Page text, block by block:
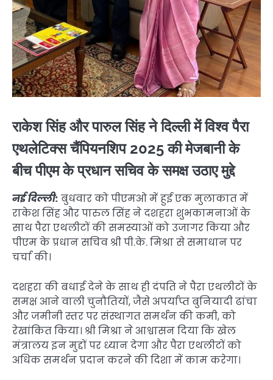
राकेश सिंह और पारुल सिंह ने दिल्ली में विश्व पैरा
एथलेटिक्स चैंपियनशिप 2025 की मेजबानी के
बीच पीएम के प्रधान सचिव के समक्ष उठाए मुद्दे
नई दिल्ली: बुधवार को पीएमओ में हुई एक मुलाकात में
राकेश सिंह और पारुल सिंह ने दशहरा शुभकामनाओं के
साथ पैरा एथलीटों की समस्याओं को उजागर किया और
पीएम के प्रधान सचिव श्री पी.के. मिश्रा से समाधान पर
चर्चा की।
दशहरा की बधाई देने के साथ ही दंपति ने पैरा एथलीटों के
समक्ष आने वाली चुनौतियों, जैसे अपर्याप्त बुनियादी ढांचा
और जमीनी स्तर पर संस्थागत समर्थन की कमी, को
रेखांकित किया। श्री मिश्रा ने आश्वासन दिया कि खेल
मंत्रालय इन मुद्दों पर ध्यान देगा और पैरा एथलीटों को
अधिक समर्थन प्रदान करने की दिशा में काम करेगा।